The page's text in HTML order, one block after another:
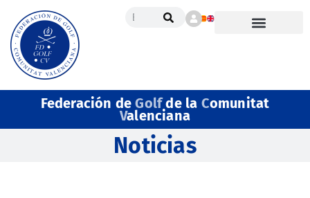
Federación deGolfde la Comunitat
Valenciana
Noticias